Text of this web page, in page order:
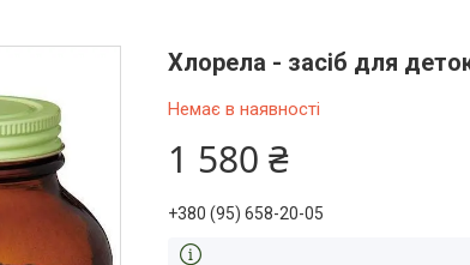
Хлорела - засіб для
Немає в наявності
1 580 ₴
+380 (95) 658-20-05